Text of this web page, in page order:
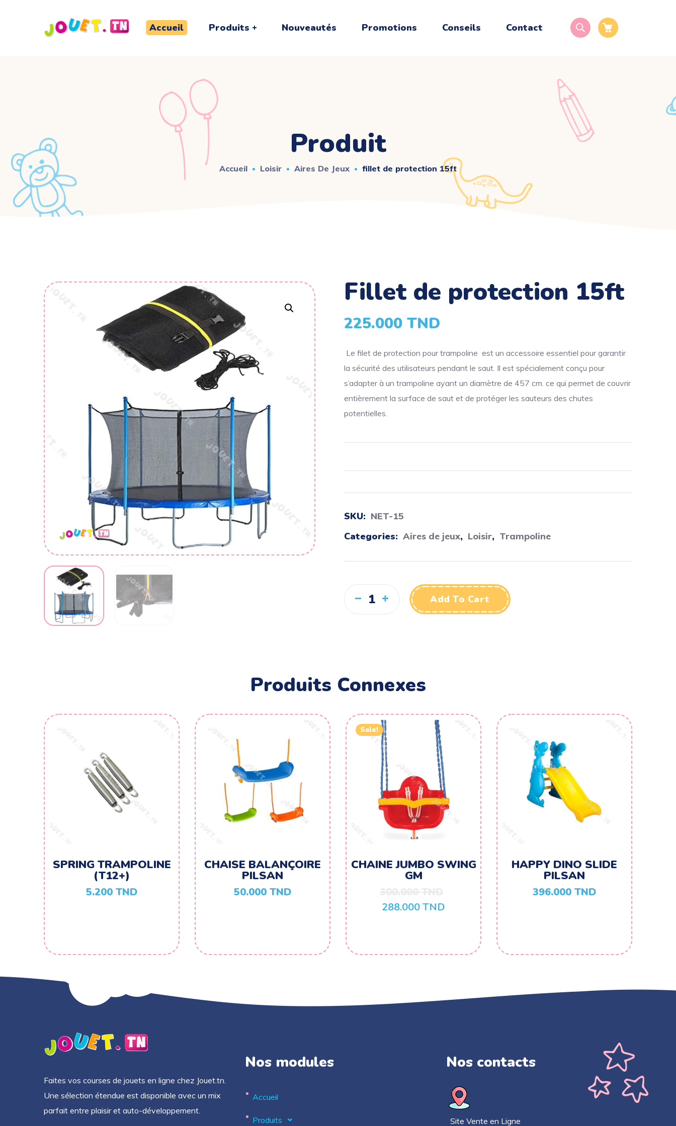
Accueil Produits Nouveautés Promotions Conseils Contact
Produit
Accueil Loisir Aires De Jeux fillet de protection 15ft
fillet de protection 15ft
225.000 TND
Le filet de protection pour trampoline est un accessoire essentiel pour garantir
la sécurité des utilisateurs pendant le saut. Il est spécialement conçu pour
s’adapter à un trampoline ayant un diamètre de 457 cm. ce qui permet de couvrir
entièrement la surface de saut et de protéger les sauteurs des chutes
potentielles.
SKU: NET-15
Categories: Aires de jeux, Loisir, Trampoline
Add To Cart
Produits Connexes
SPRING TRAMPOLINE
(T12+)
5.200 TND
CHAISE BALANÇOIRE
PILSAN
50.000 TND
Sale!
CHAINE JUMBO SWING
GM
288.000TND
HAPPY DINO SLIDE
PILSAN
396.000 TND
Faites vos courses de jouets en ligne chez Jouet.tn.
Une sélection étendue est disponible avec un mix
parfait entre plaisir et auto-développement.
Nos modules
Accueil
Produits
Nos contacts​
Site Vente en Ligne